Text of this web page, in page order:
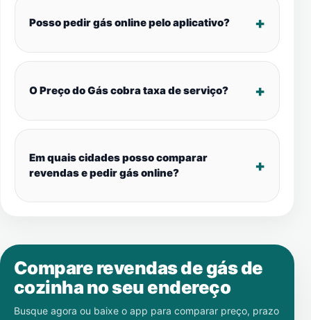
Posso pedir gás online pelo aplicativo?
O Preço do Gás cobra taxa de serviço?
Em quais cidades posso comparar
revendas e pedir gás online?
Compare revendas de gás de
cozinha no seu endereço
Busque agora ou baixe o app para comparar preço, prazo